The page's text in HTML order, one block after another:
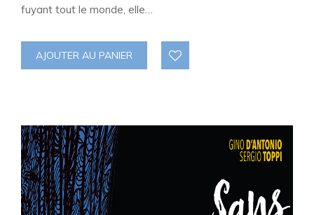
fuyant tout le monde, elle…
AJOUTER AU PANIER